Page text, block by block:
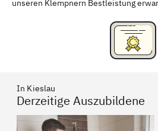
unseren Klempnern Bestleistung
In Kieslau
Derzeitige Auszubildene